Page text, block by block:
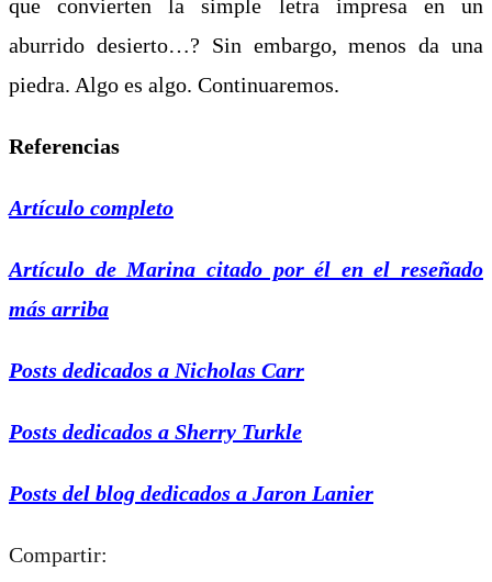
que convierten la simple letra impresa en un
aburrido desierto…? Sin embargo, menos da una
piedra. Algo es algo. Continuaremos.
Referencias
Artículo completo
Artículo de Marina citado por él en el reseñado
más arriba
Posts dedicados a Nicholas Carr
Posts dedicados a Sherry Turkle
Posts del blog dedicados a Jaron Lanier
Compartir: